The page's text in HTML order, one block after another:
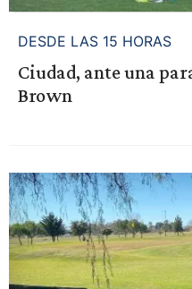
DESDE LAS 15 HORAS
Ciudad, ante una
Brown